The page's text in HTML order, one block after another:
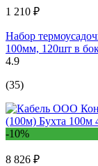
1 210 ₽
Набор
100мм, 120шт в
4.9
(35)
-10%
8 826 ₽